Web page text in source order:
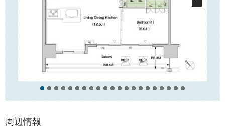
敷地内ゴミ置き場や駐輪場もございます。
「ベルデ茗荷谷」は国道254線に面して建っており、周辺には「お茶の水
女子大」や「跡見学園」「筑波大付属中高」、区立小中学校などがござ
徒歩数分のところには、緑豊かな「教育の森公園」が広がっています。
最寄り駅の「茗荷谷」駅周辺は再開発されてスーパーや飲食店、コンビ
も便利です！
周辺情報